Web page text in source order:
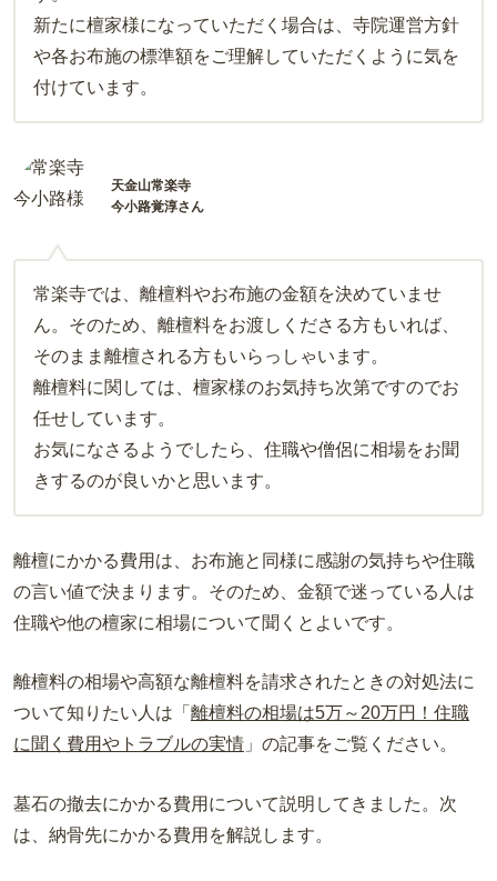
新たに檀家様になっていただく場合は、寺院運営方針
や各お布施の標準額をご理解していただくように気を
付けています。
天金山常楽寺
今小路覚淳さん
常楽寺では、離檀料やお布施の金額を決めていませ
ん。そのため、離檀料をお渡しくださる方もいれば、
そのまま離檀される方もいらっしゃいます。
離檀料に関しては、檀家様のお気持ち次第ですのでお
任せしています。
お気になさるようでしたら、住職や僧侶に相場をお聞
きするのが良いかと思います。
離檀にかかる費用は、お布施と同様に感謝の気持ちや住職
の言い値で決まります。そのため、金額で迷っている人は
住職や他の檀家に相場について聞くとよいです。
離檀料の相場や高額な離檀料を請求されたときの対処法に
ついて知りたい人は「 離檀料の相場は5万～20万円！住職
に聞く費用やトラブルの実情 」の記事をご覧ください。
墓石の撤去にかかる費用について説明してきました。次
は、納骨先にかかる費用を解説します。